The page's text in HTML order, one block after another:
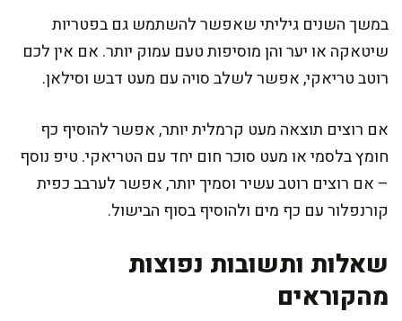
במשך השנים גיליתי שאפשר להשתמש גם בפטריות
שיטאקה או יער והן מוסיפות טעם עמוק יותר. אם אין לכם
רוטב טריאקי, אפשר לשלב סויה עם מעט דבש וסילאן.
אם רוצים תוצאה מעט קרמלית יותר, אפשר להוסיף כף
חומץ בלסמי או מעט סוכר חום יחד עם הטריאקי. טיפ נוסף
– אם רוצים רוטב עשיר וסמיך יותר, אפשר לערבב כפית
קורנפלור עם כף מים ולהוסיף בסוף הבישול.
שאלות ותשובות נפוצות
מהקוראים